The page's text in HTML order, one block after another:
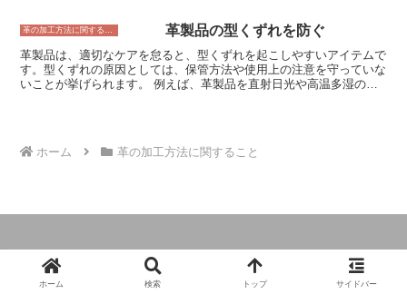
アイロン試験の結果は、革製品のアイロン耐性を評価するのに用いら
れ、アイロン使用上の注意点を表示するのに役立てることができま
す。
ります。高温で一気にシワを伸ばす方法は、シワが頑固な場合や、厚
は、デリケートな生地の場合や、シワがそれほど頑固でない場合に向
いています。
革製品の型くずれを防ぐ
革製品は、適切なケアを怠ると、型くずれを起こしやすいアイテムで
す。型くずれの原因としては、保管方法や使用上の注意を守っていな
いことが挙げられます。 例えば、革製品を直射日光や高温多湿の場
こすことがあります。濡れてしまった場合は、すぐに柔らかい布で拭
ホーム 革の加工方法に関すること
© 2024 革製品とオーダーのガイドブック.
ホーム 検索 トップ サイドバー